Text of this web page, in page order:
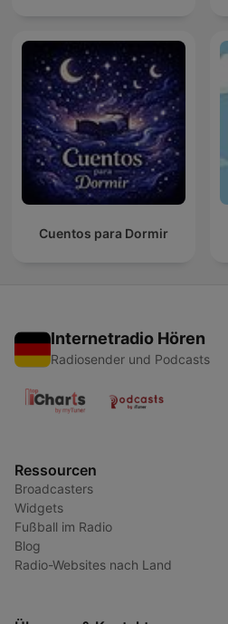
Cuentos para Dormir
Internetradio Hören
Radiosender und Podcasts
Ressourcen
Broadcasters
Widgets
Fußball im Radio
Blog
Radio-Websites nach Land